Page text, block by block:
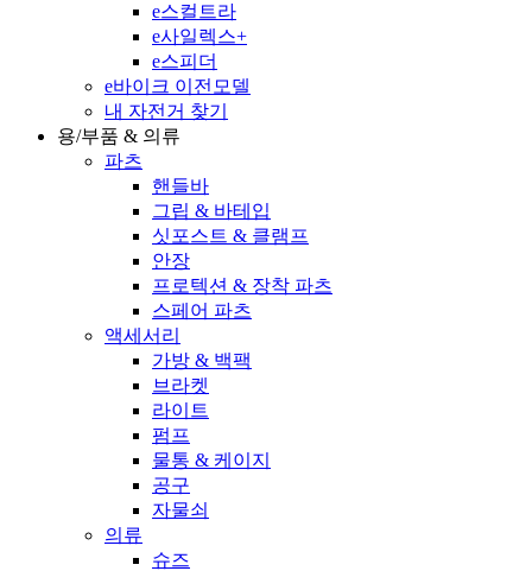
e스컬트라
e사일렉스+
e스피더
e바이크 이전모델
내 자전거 찾기
용/부품 & 의류
파츠
핸들바
그립 & 바테입
싯포스트 & 클램프
안장
프로텍션 & 장착 파츠
스페어 파츠
액세서리
가방 & 백팩
브라켓
라이트
펌프
물통 & 케이지
공구
자물쇠
의류
슈즈